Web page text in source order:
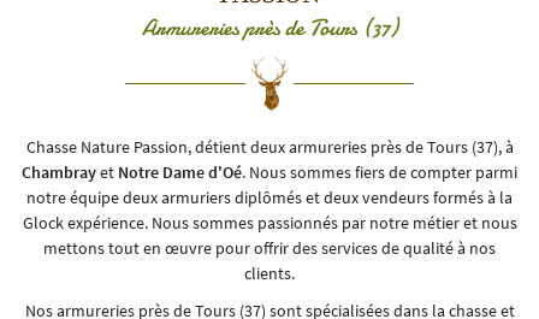
Armureries près de Tours (37)
Chasse Nature Passion, détient deux armureries près de Tours (37), à
Chambrayet Notre Dame d'Oé. Nous sommes fiers de compter parmi
notre équipe deux armuriers diplômés et deux vendeurs formés à la
Glock expérience. Nous sommes passionnés par notre métier et nous
mettons tout en œuvre pour offrir des services de qualité à nos
clients.
Nos armureries près de Tours (37) sont spécialisées dans la chasse et